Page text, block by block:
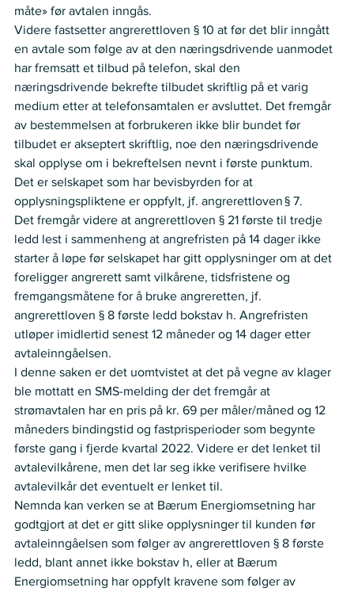
måte» før avtalen inngås.
Videre fastsetter angrerettloven § 10 at før det blir inngått
en avtale som følge av at den næringsdrivende uanmodet
har fremsatt et tilbud på telefon, skal den
næringsdrivende bekrefte tilbudet skriftlig på et varig
medium etter at telefonsamtalen er avsluttet. Det fremgår
av bestemmelsen at forbrukeren ikke blir bundet før
tilbudet er akseptert skriftlig, noe den næringsdrivende
skal opplyse om i bekreftelsen nevnt i første punktum.
Det er selskapet som har bevisbyrden for at
opplysningspliktene er oppfylt, jf. angrerettloven § 7.
Det fremgår videre at angrerettloven § 21 første til tredje
ledd lest i sammenheng at angrefristen på 14 dager ikke
starter å løpe før selskapet har gitt opplysninger om at det
foreligger angrerett samt vilkårene, tidsfristene og
fremgangsmåtene for å bruke angreretten, jf.
angrerettloven § 8 første ledd bokstav h. Angrefristen
utløper imidlertid senest 12 måneder og 14 dager etter
avtaleinngåelsen.
I denne saken er det uomtvistet at det på vegne av klager
ble mottatt en SMS-melding der det fremgår at
strømavtalen har en pris på kr. 69 per måler/måned og 12
måneders bindingstid og fastprisperioder som begynte
første gang i fjerde kvartal 2022. Videre er det lenket til
avtalevilkårene, men det lar seg ikke verifisere hvilke
avtalevilkår det eventuelt er lenket til.
Nemnda kan verken se at Bærum Energiomsetning har
godtgjort at det er gitt slike opplysninger til kunden før
avtaleinngåelsen som følger av angrerettloven § 8 første
ledd, blant annet ikke bokstav h, eller at Bærum
Energiomsetning har oppfylt kravene som følger av